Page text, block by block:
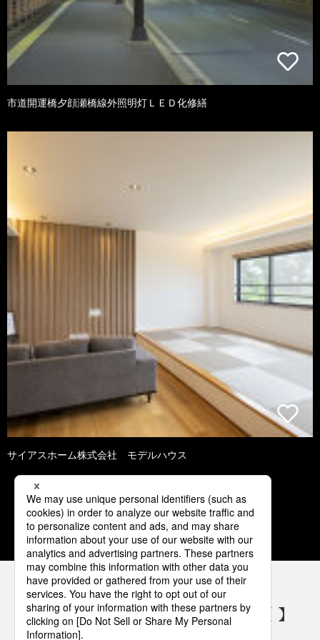
市道開運橋夕顔瀬橋線外照明灯ＬＥＤ化修繕
サイアスホーム株式会社 モデルハウス
1 2 3 4 5
パナソニックの電気設備 SNSアカウント